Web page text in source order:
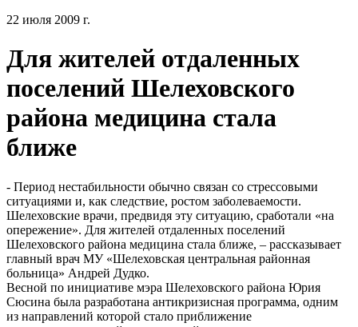
22 июля 2009 г.
Для жителей отдаленных
поселений Шелеховского
района медицина стала
ближе
- Период нестабильности обычно связан со стрессовыми
ситуациями и, как следствие, ростом заболеваемости.
Шелеховские врачи, предвидя эту ситуацию, сработали «на
опережение». Для жителей отдаленных поселений
Шелеховского района медицина стала ближе, – рассказывает
главный врач МУ «Шелеховская центральная районная
больница» Андрей Дудко.
Весной по инициативе мэра Шелеховского района Юрия
Сюсина была разработана антикризисная программа, одним
из направлений которой стало приближение